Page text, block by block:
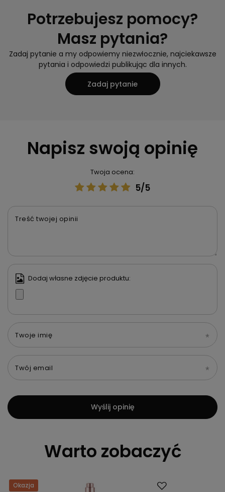
Potrzebujesz pomocy?
Masz pytania?
Zadaj pytanie a my odpowiemy niezwłocznie, najciekawsze
pytania i odpowiedzi publikując dla innych.
Zadaj pytanie
Napisz swoją opinię
Twoja ocena:
5/5
Treść twojej opinii
Dodaj własne zdjęcie produktu:
Twoje imię
Twój email
Wyślij opinię
Warto zobaczyć
Okazja